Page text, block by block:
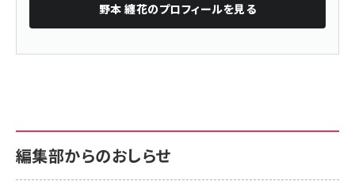
野本 纏花のプロフィールを見る
編集部からのおしらせ